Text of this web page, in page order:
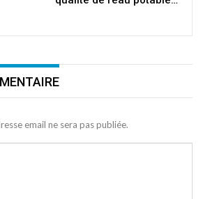
email ne sera pas publiée.